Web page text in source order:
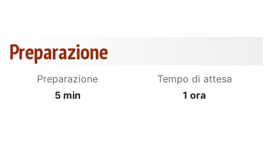
Preparazione
Preparazione
5 min
Tempo di attesa
1 ora